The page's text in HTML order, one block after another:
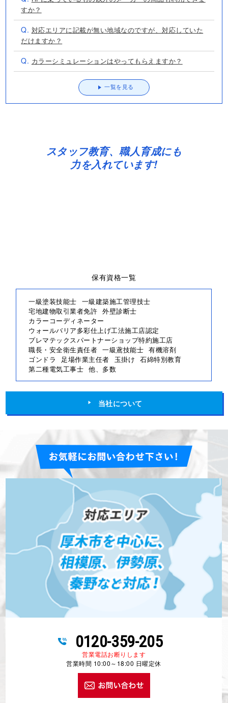
Q.カラーシミュレーションはやってもらえますか？
スタッフ教育、職人育成にも
保有資格一覧
一級塗装技能士
一級建築施工管理技士
宅地建物取引業者免許
外壁診断士
カラーコーディネーター
ウォールバリア多彩仕上げ工法施工店認定
プレマテックスパートナーショップ特約施工店
職長・安全衛生責任者 一級鳶技能士 有機溶剤
足場作業主任者 玉掛け 石綿特別教育
第二種電気工事士 他、多数
当社について
0120-359-205
営業電話お断りします